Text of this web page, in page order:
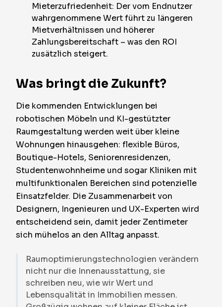
Mieterzufriedenheit: Der vom Endnutzer
wahrgenommene Wert führt zu längeren
Mietverhältnissen und höherer
Zahlungsbereitschaft – was den ROI
zusätzlich steigert.
Was bringt die Zukunft?
Die kommenden Entwicklungen bei
robotischen Möbeln und KI-gestützter
Raumgestaltung werden weit über kleine
Wohnungen hinausgehen: flexible Büros,
Boutique-Hotels, Seniorenresidenzen,
Studentenwohnheime und sogar Kliniken mit
multifunktionalen Bereichen sind potenzielle
Einsatzfelder. Die Zusammenarbeit von
Designern, Ingenieuren und UX-Experten wird
entscheidend sein, damit jeder Zentimeter
sich mühelos an den Alltag anpasst.
Raumoptimierungstechnologien verändern
nicht nur die Innenausstattung, sie
schreiben neu, wie wir Wert und
Lebensqualität in Immobilien messen.